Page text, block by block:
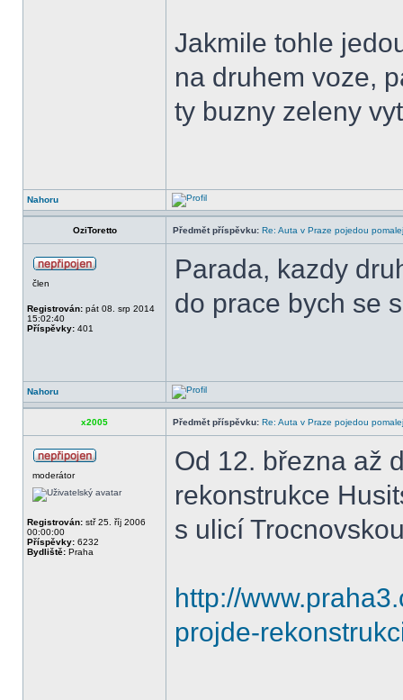
Jakmile tohle
na druhem voze,
ty buzny zeleny
Nahoru
OziToretto Předmět příspěvku: Re: Auta v Praze pojedou
člen
Registrován: pát 08. srp 2014
15:02:40
Příspěvky: 401
Parada, kazdy
do prace bych se
Nahoru
x2005 Předmět příspěvku: Re: Auta v Praze pojedou
moderátor
Registrován: stř 25. říj 2006
00:00:00
Příspěvky: 6232
Bydliště: Praha
Od 12. března až
rekonstrukce
s ulicí
http://
projde-